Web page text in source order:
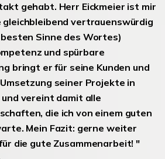
gehabt. Herr Eickmeier ist mir
gleichbleibend vertrauenswürdig
Sinne des Wortes)
und spürbare
bringt er für seine Kunden und
seiner Projekte in
vereint damit alle
die ich von einem guten
Mein Fazit: gerne weiter
die gute Zusammenarbeit! "